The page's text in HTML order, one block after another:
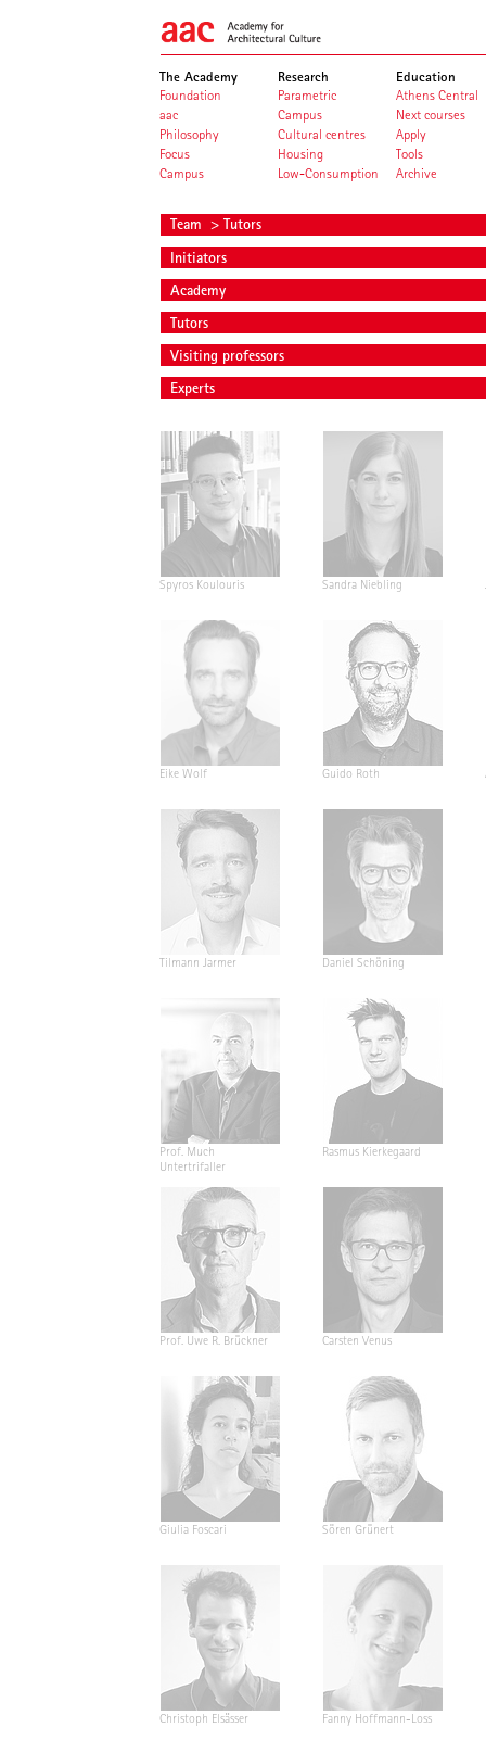
The Academy
Foundation
aac
Philosophy
Focus
Campus
Research
Parametric
Campus
Cultural centres
Housing
Low-Consumption
Education
Athens Central
Next courses
Apply
Tools
Archive
Team > Tutors
Initiators
Academy
Tutors
Visiting professors
Experts
Spyros Koulouris Sandra Niebling
Eike Wolf Guido Roth
Tilmann Jarmer Daniel Schöning
Prof. Much
Untertrifaller
Rasmus Kierkegaard
Prof. Uwe R. Brückner Carsten Venus
Giulia Foscari Sören Grünert
Christoph Elsässer Fanny Hoffmann-Loss